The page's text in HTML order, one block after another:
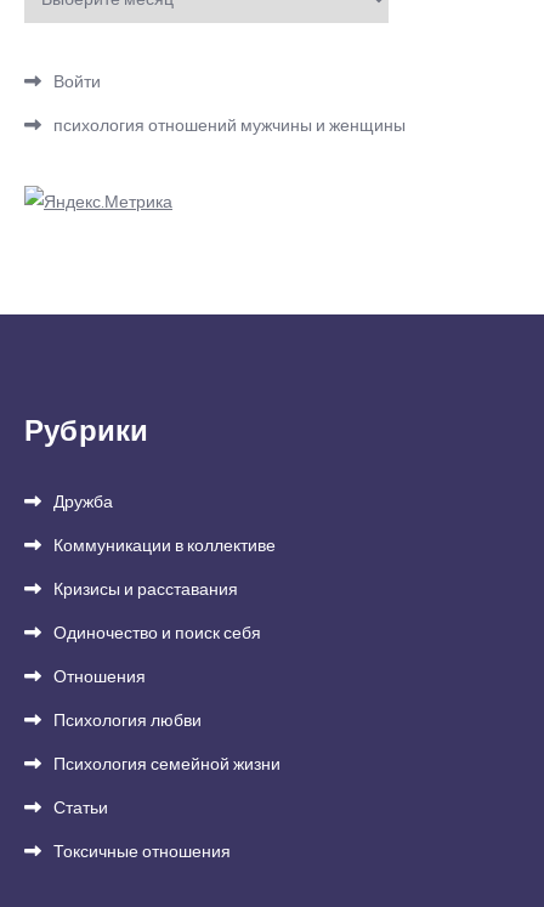
Войти
психология отношений мужчины и женщины
Рубрики
Дружба
Коммуникации в коллективе
Кризисы и расставания
Одиночество и поиск себя
Отношения
Психология любви
Психология семейной жизни
Статьи
Токсичные отношения